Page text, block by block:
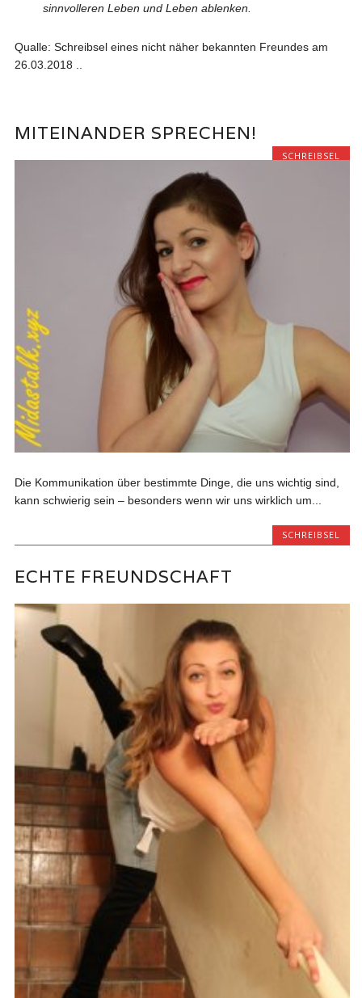
sinnvolleren Leben und Leben ablenken.
Qualle: Schreibsel eines nicht näher bekannten Freundes am
26.03.2018 ..
SCHREIBSEL
MITEINANDER SPRECHEN!
Die Kommunikation über bestimmte Dinge, die uns wichtig sind,
kann schwierig sein – besonders wenn wir uns wirklich um...
SCHREIBSEL
ECHTE FREUNDSCHAFT